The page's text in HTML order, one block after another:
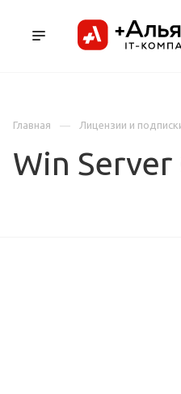
Главная
Лицензии и
Win